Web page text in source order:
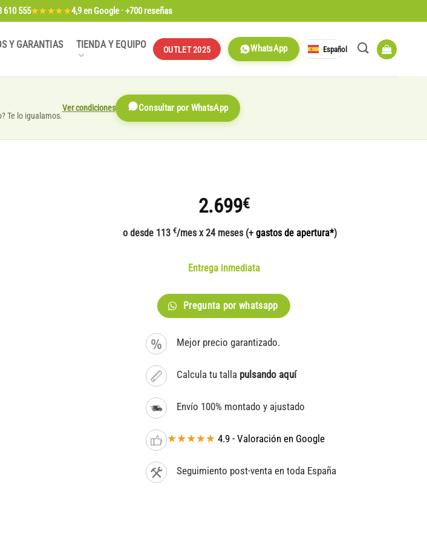
610 555★★★★★4,9en Google · +700 reseñas
Y GARANTIAS TIENDA Y EQUIPO OUTLET 2025 WhatsApp Español
Te lo igualamos.
Ver condiciones Consultar por WhatsApp
2.699€
o desde 113 €/mes x 24 meses (+ gastos de apertura*)
Entrega inmediata
Pregunta por whatsapp
Mejor precio garantizado.
Calcula tu talla pulsando aquí
Envío 100% montado y ajustado
★★★★★ 4.9 - Valoración en Google
Seguimiento post-venta en toda España